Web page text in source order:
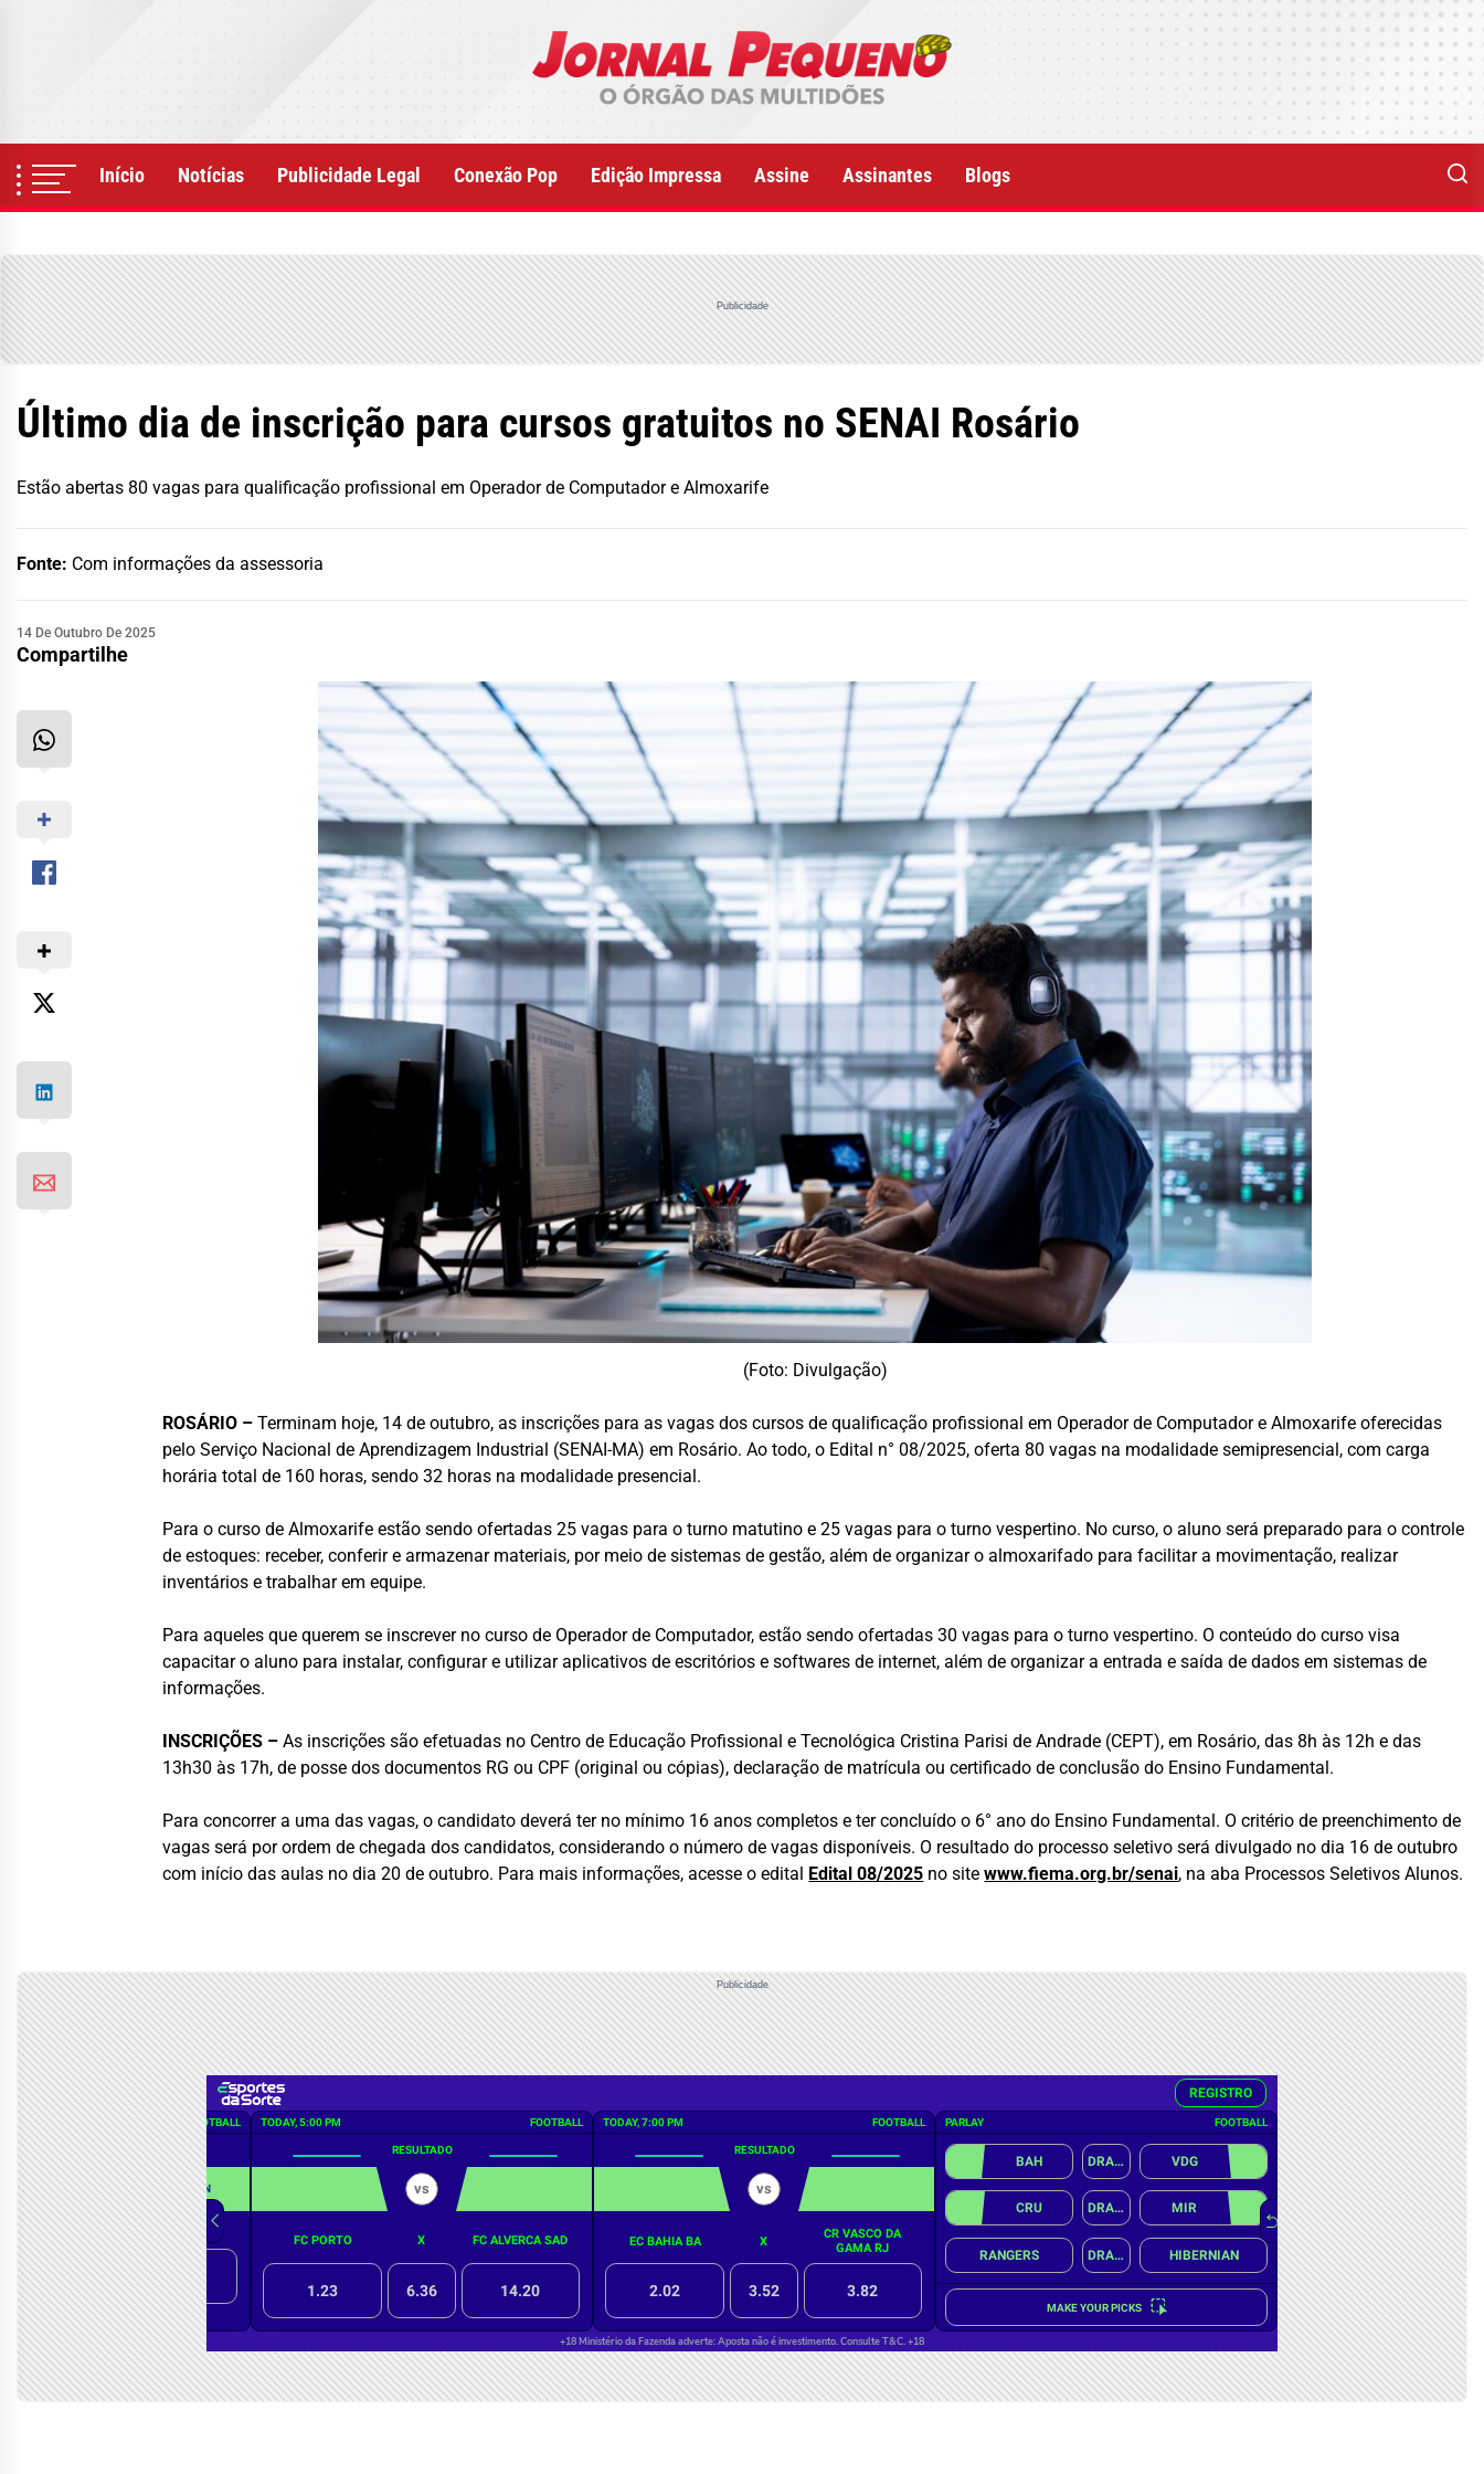
Início Notícias Publicidade Legal Conexão Pop Edição Impressa Assine Assinantes Blogs
Publicidade
Último dia de inscrição para cursos gratuitos no SENAI Rosário
Estão abertas 80 vagas para qualificação profissional em Operador de Computador e Almoxarife
Fonte: Com informações da assessoria
14 De Outubro De 2025
Compartilhe
(Foto: Divulgação)
ROSÁRIO – Terminam hoje, 14 de outubro, as inscrições para as vagas dos cursos de qualificação profissional em Operador de Computador e Almoxarife oferecidas
pelo Serviço Nacional de Aprendizagem Industrial (SENAI-MA) em Rosário. Ao todo, o Edital n° 08/2025, oferta 80 vagas na modalidade semipresencial, com carga
horária total de 160 horas, sendo 32 horas na modalidade presencial.
Para o curso de Almoxarife estão sendo ofertadas 25 vagas para o turno matutino e 25 vagas para o turno vespertino. No curso, o aluno será preparado para o controle
de estoques: receber, conferir e armazenar materiais, por meio de sistemas de gestão, além de organizar o almoxarifado para facilitar a movimentação, realizar
inventários e trabalhar em equipe.
Para aqueles que querem se inscrever no curso de Operador de Computador, estão sendo ofertadas 30 vagas para o turno vespertino. O conteúdo do curso visa
capacitar o aluno para instalar, configurar e utilizar aplicativos de escritórios e softwares de internet, além de organizar a entrada e saída de dados em sistemas de
informações.
INSCRIÇÕES – As inscrições são efetuadas no Centro de Educação Profissional e Tecnológica Cristina Parisi de Andrade (CEPT), em Rosário, das 8h às 12h e das
13h30 às 17h, de posse dos documentos RG ou CPF (original ou cópias), declaração de matrícula ou certificado de conclusão do Ensino Fundamental.
Para concorrer a uma das vagas, o candidato deverá ter no mínimo 16 anos completos e ter concluído o 6° ano do Ensino Fundamental. O critério de preenchimento de
vagas será por ordem de chegada dos candidatos, considerando o número de vagas disponíveis. O resultado do processo seletivo será divulgado no dia 16 de outubro
com início das aulas no dia 20 de outubro. Para mais informações, acesse o edital Edital 08/2025 no sitewww.fiema.org.br/senai, na aba Processos Seletivos Alunos.
Publicidade